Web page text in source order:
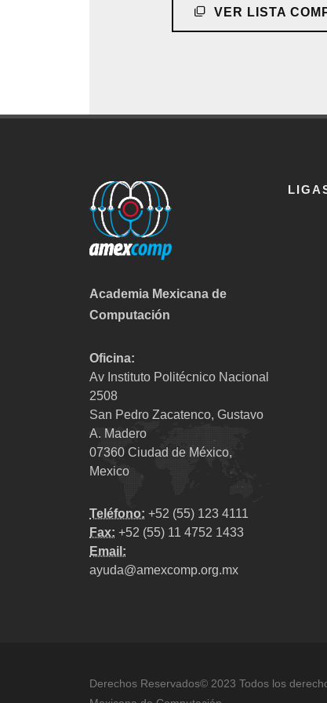
VER LISTA
Academia Mexicana de
Computación
Oficina:
Av Instituto Politécnico Nacional
2508
San Pedro Zacatenco, Gustavo
A. Madero
07360 Ciudad de México,
Mexico
Teléfono: +52 (55) 123 4111
Fax: +52 (55) 11 4752 1433
Email:
ayuda@amexcomp.org.mx
Derechos Reservados© 2023 Todos los